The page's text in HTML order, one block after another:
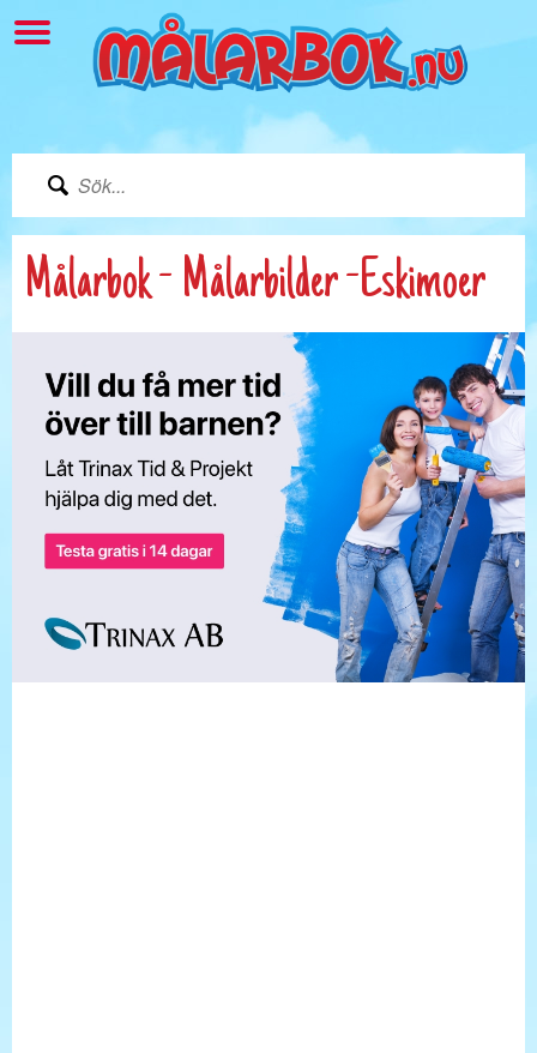
Målarbok - Målarbilder -Eskimoer